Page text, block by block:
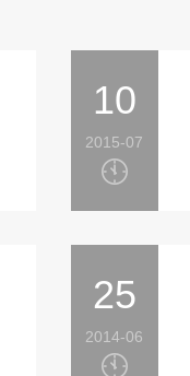
10
2015-07
25
2014-06